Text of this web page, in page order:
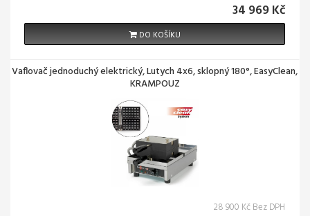
34 969 Kč
DO KOŠÍKU
Vaflovač jednoduchý elektrický, Lutych 4x6, sklopný 180°, EasyClean,
KRAMPOUZ
28 900 Kč Bez DPH